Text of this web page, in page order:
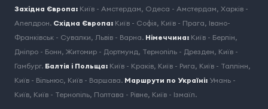
Західна Європа: Київ - Амстердам, Одеса - Амстердам, Харків -
Апелдрон. Східна Європа: Київ - Софія, Київ - Прага, Івано-
Франківськ - Сувалки, Львів - Варна. Німеччина: Київ - Берлін,
Дніпро - Бонн, Житомир - Дортмунд, Тернопіль - Дрезден, Київ -
Гамбург. Балтія і Польща: Київ - Краків, Київ - Рига, Київ - Таллінн,
Київ - Вільнюс, Київ - Варшава. Маршрути по Україні: Умань -
Київ, Київ - Тернопіль, Полтава - Рівне, Київ - Ізмаїл.